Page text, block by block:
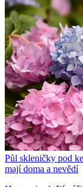
Půl skleničky pod
mají doma a nevědí